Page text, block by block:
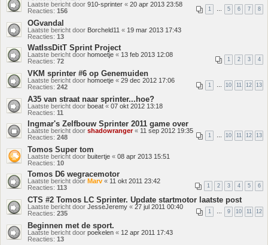
Laatste bericht door 910-sprinter « 20 apr 2013 23:58
Reacties: 156 1 … 5 6 7 8
OGvandal
Laatste bericht door Borcheld11 « 19 mar 2013 17:43
Reacties: 13
WatIssDitT Sprint Project
Laatste bericht door homoetje « 13 feb 2013 12:08
Reacties: 72 1 2 3 4
VKM sprinter #6 op Genemuiden
Laatste bericht door homoetje « 29 dec 2012 17:06
Reacties: 242 1 … 10 11 12 13
A35 van straat naar sprinter...hoe?
Laatste bericht door boeat « 07 okt 2012 13:18
Reacties: 11
Ingmar's Zelfbouw Sprinter 2011 game over
Laatste bericht door shadowranger« 11 sep 2012 19:35
Reacties: 248 1 … 10 11 12 13
Tomos Super tom
Laatste bericht door buitertje « 08 apr 2013 15:51
Reacties: 10
Tomos D6 wegracemotor
Laatste bericht door Marv « 11 okt 2011 23:42
Reacties: 113 1 2 3 4 5 6
CTS #2 Tomos LC Sprinter. Update startmotor laatste post
Laatste bericht door JesseJeremy « 27 jul 2011 00:40
Reacties: 235 1 … 9 10 11 12
Beginnen met de sport.
Laatste bericht door poekelen « 12 apr 2011 17:43
Reacties: 13